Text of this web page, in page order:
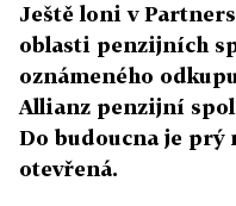
Ještě loni v
oblasti penzijních
oznámeného
Allianz penzijní
Do budoucna je prý
otevřená.